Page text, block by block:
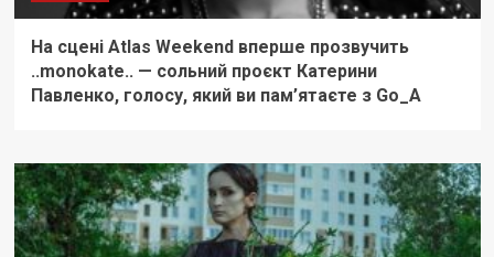
На сцені Atlas Weekend вперше прозвучить
..monokate.. — сольний проєкт Катерини
Павленко, голосу, який ви пам’ятаєте з Go_A